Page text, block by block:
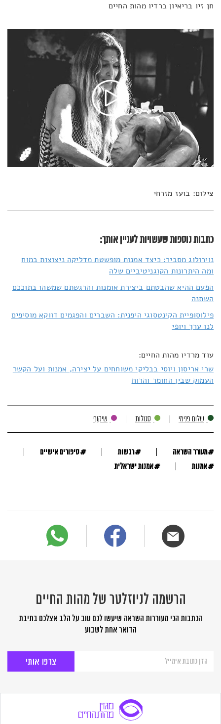
חן זיו בריאיון ברדיו מהות החיים
צילום: בועז מזרחי
כתבות נוספות שעשויות לעניין אותך:
נוירולוג מסביר: כיצד אמנות מופשטת מדליקה ניצוצות במוח
ומה היתרונות הקוגניטיביים שלה
הפעם ההיא שהבטתם ביצירת אומנות והרגשתם שמשהו בתוככם
השתנה
פילוסופיית הקינטסוגי היפנית: השברים והפגמים דווקא מוסיפים
לנו ערך ויופי
עוד מרדיו מהות החיים:
שרי אריסון ויוסי בבליקי משוחחים על יצירה, אמנות ועל הקשר
העמוק שבין החומר והרוח
שלום פנימי סגולות שיקוף
#מעורר השראה #רגשות #סיפורים אישיים
#אמנות #אמנות ישראלית
הרשמה לניוזלטר של מהות החיים
הכתבות הכי מעוררות השראה שיעשו לכם טוב על הלב אצלכם בתיבת
הדואר אחת לשבוע
לניוזלטר
החיים